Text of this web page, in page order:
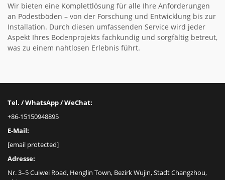
Wir bieten eine Komplettlösung für alle Ihre Anforderungen
an Podestböden – von der Forschung und Entwicklung bis zur
Installation. Durch diesen umfassenden Service wird jeder
Aspekt Ihres Bodenprojekts fachkundig und sorgfältig betreut,
was zu einem nahtlosen Erlebnis führt.
Tel. / WhatsApp / WeChat:
+86-15150948895
E-Mail:
[email protected]
Adresse:
Nr. 3–5 Cuiwei Road, Henglin Town, Bezirk Wujin, Stadt Changzhou,